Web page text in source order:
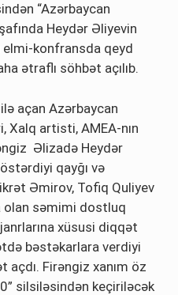
“Azərbaycan
Heydər Əliyevin
elmi-konfransda qeyd
ətraflı söhbət açılıb.
Azərbaycan
Xalq artisti, AMEA-nın
Əlizadə Heydər
qayğı və
Əmirov, Tofiq Quliyev
olan səmimi dostluq
xüsusi diqqət
bəstəkarlara verdiyi
Firəngiz xanım öz
silsiləsindən keçiriləcək